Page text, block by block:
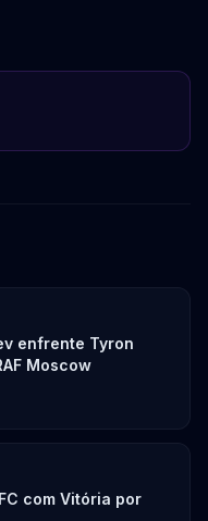
enfrente Tyron
Moscow
com Vitória por